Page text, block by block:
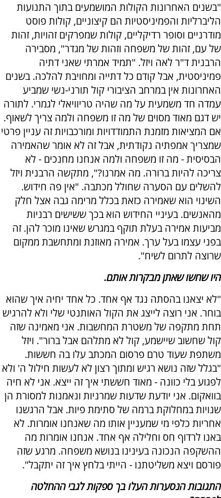
"בשנים האחרונות הקולות המושמעים בתוך התנועות
הליברליות והפמיניסטיות הם קיצוניים, קולות פוסט
מודרניים וסופר רדיקליים, קולות שמפרקים זהויות, זהות
של עם, זהות של משפחה וזהות של מגדר", מסבירה
הרבנית ד"ר לאה ויזל. "תמיד אמרתי שאני דתיה
פמיניסטית, אבל קודם כל דתייה ומחויבת להלכה. בשנים
האחרונות אין במרחב הציבורי קול תורני-נשי שמביע
עמדה חד משמעית על מה שהיה טריוויאלי לגמרי. לתורה
יש דגם מאוד מסוים של מה זו משפחה ולמה צריך לשאוף.
אם המציאות מזמנת התמודדויות ומורכבויות זה עניין פרטי
שמצריך אמפתיה נקודתית, אבל זה לא אומר שהאמירה
הבסיסית - מה זו משפחה ולמה אנחנו מחנכים - לא
צריכה להיות ברורה. מה אמרנו?", מתקשה הרבנית ויזל
להשלים עם הסערה שחולל מכתבה. "אין פה חידוש.
השינוי הוא שאמירה כזאת בכלל מרימה גבה אצל חלק
מהאנשים. בעיניי החידוש הוא בכך ששישים רבניות
מביעות אמירה בעלת תוקף במגרש שאינו מוכר להן. זה
בפני עצמו בעל ערך. אמירה מאוזנת ומתחשבת ממקום
שרוצה לתרום לשיח".
היו שחשו שאתן מבקרות אותם.
"לא יצאנו בהסתה נגד אף אחד. כל אחד יחיה איך שהוא
בוחר. אני רוצה לייצג את הקול האותנטי שלי ולא להרגיש
תחת מתקפה של משטרת המחשבות. אני מאמינה שזה
קול שחשוב שיישמע, קול לא מתלהם אבל ברור". ויזל
משתפת שעוד טרם פרסום המכתב עלו בה חששות.
"בגלל שזה נושא רגיש ומתוך רצון לא לעשות חילול ה' ולא
לפגוע בלי כוונה - מאוד חששתי איך זה ייצא. אני לא חיה
בוואקום. אני יודעת שדעות שמרניות ונאמנות למסורת הן
שנויות במחלוקת ברמה של סתימת פיות. אבל הרגשנו
אחריות כלפי מי שמעניין אותו מה שאנחנו אומרות. לא
באנו לרדוף חס וחלילה אף אחד. אנחנו אומרות מה
ההשקפה הנכונה בעינינו בנושא משפחה. מרגע שזה
פורסם ויצא משליטתנו - הייתי בלחץ איך זה יתקבל".
התגובות הנסערות העלו בך ספקות לגבי ההחלטה